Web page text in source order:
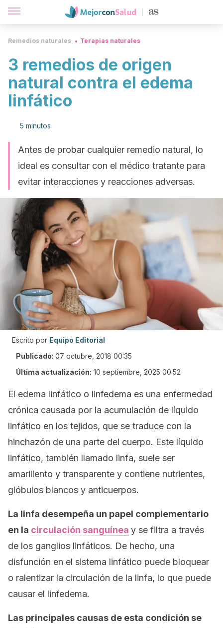
Remedios naturales Terapias naturales
3 remedios de origen
natural contra el edema
linfático
5 minutos
Antes de probar cualquier remedio natural, lo
ideal es consultar con el médico tratante para
evitar interacciones y reacciones adversas.
Escrito por Equipo Editorial
Publicado: 07 octubre, 2018 00:35
Última actualización: 10 septiembre, 2025 00:52
El edema linfático o linfedema es una enfermedad
crónica causada por la acumulación de líquido
linfático en los tejidos, que se traduce con la
hinchazón de una parte del cuerpo. Este líquido
linfático, también llamado linfa, suele ser
amarillento y transparente y contiene nutrientes,
glóbulos blancos y anticuerpos.
La linfa desempeña un papel complementario
en la circulación sanguínea y se filtra a través
de los ganglios linfáticos. De hecho, una
disfunción en el sistema linfático puede bloquear
o ralentizar la circulación de la linfa, lo que puede
causar el linfedema.
Las principales causas de esta condición se